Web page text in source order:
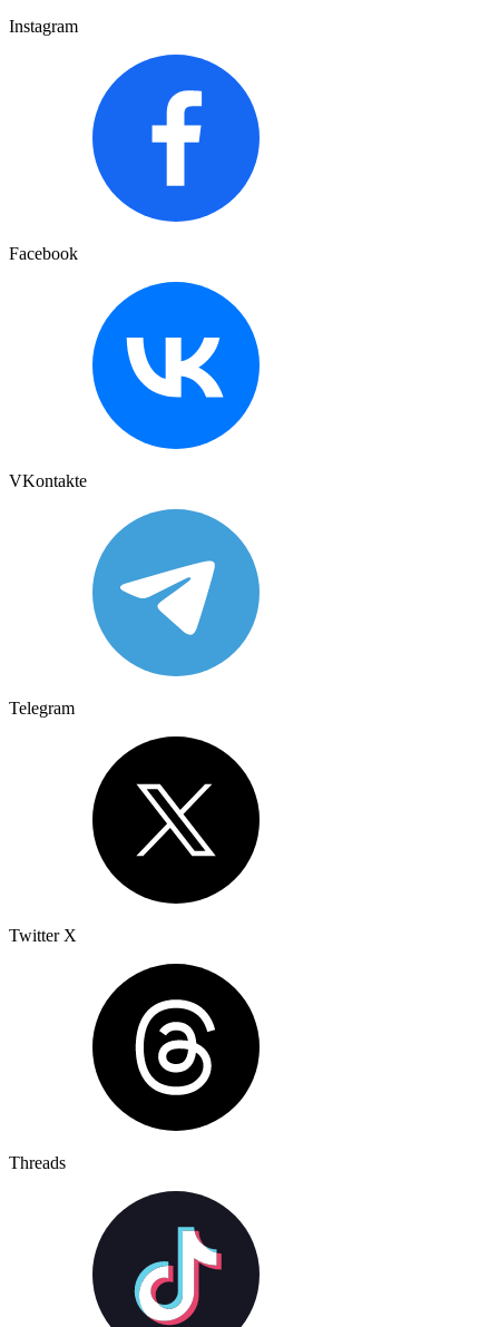
Instagram
Facebook
VKontakte
Telegram
Twitter X
Threads